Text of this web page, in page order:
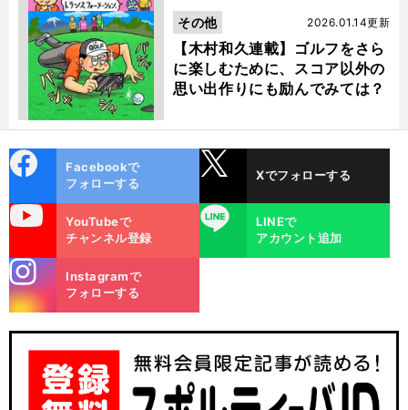
【木村和久連載】ゴルフをさら
に楽しむために、スコア以外の
思い出作りにも励んでみては？
2026.01.14更新
その他
ok
Facebookで
フォローする
Xでフォローする
YouTubeで
チャンネル登録
LINE
LINEで
アカウント追加
m
Instagramで
フォローする